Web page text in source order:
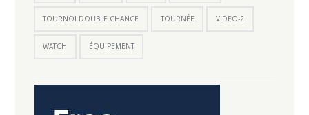
TOURNOI DOUBLE CHANCE TOURNÉE VIDEO-2
WATCH ÉQUIPEMENT